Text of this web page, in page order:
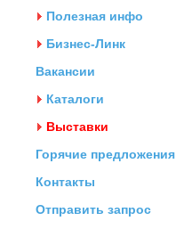
Полезная инфо
Бизнес-Линк
Вакансии
Каталоги
Выставки
Горячие предложения
Контакты
Отправить запрос